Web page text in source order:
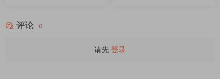
评论 0
请先 登录